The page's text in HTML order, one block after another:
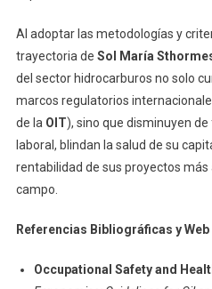
Al adoptar las metodologías y
trayectoria de Sol María
del sector hidrocarburos no solo
marcos regulatorios
de la OIT), sino que disminuyen
laboral, blindan la salud de su
rentabilidad de sus proyectos
campo.
Referencias Bibliográficas y Web
Occupational Safety and